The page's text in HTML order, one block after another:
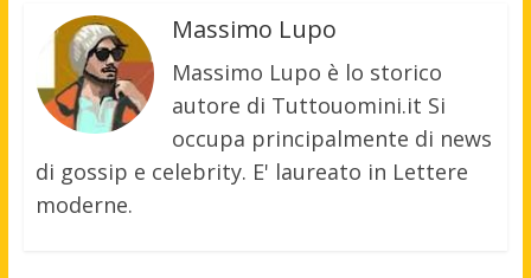
Massimo Lupo
Massimo Lupo è lo storico
autore di Tuttouomini.it Si
occupa principalmente di news
di gossip e celebrity. E' laureato in Lettere
moderne.